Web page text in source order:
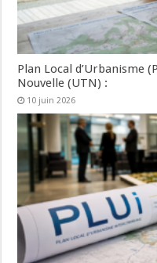
Plan Local d’Urbanisme
Nouvelle (UTN) :
10 juin 2026